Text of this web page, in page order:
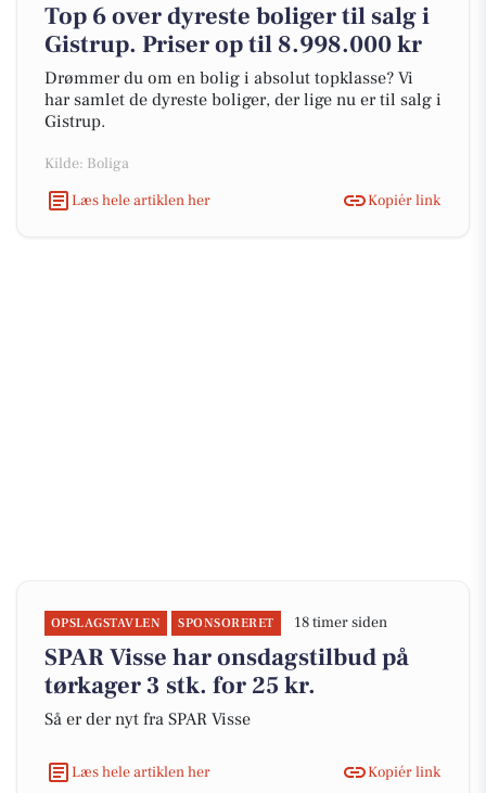
Top 6 over dyreste boliger til salg i
Gistrup. Priser op til 8.998.000 kr
Drømmer du om en bolig i absolut topklasse? Vi
har samlet de dyreste boliger, der lige nu er til salg i
Gistrup.
Kilde: Boliga
Læs hele artiklen her
Kopiér link
OPSLAGSTAVLEN SPONSORERET 18 timer siden
SPAR Visse har onsdagstilbud på
tørkager 3 stk. for 25 kr.
Så er der nyt fra SPAR Visse
Læs hele artiklen her Kopiér link